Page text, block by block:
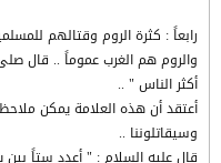
رابعاً : كثرة الروم وقتالهم
والروم هم الغرب عموماً .. قال
أكثر الناس " ..
أعتقد أن هذه العلامة يمكن
وسيقاتلوننا ..
قال عليه السلام : " أعدد ستاً